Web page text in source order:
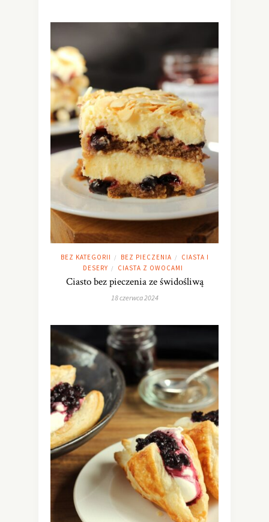
BEZ KATEGORII / BEZ PIECZENIA /
CIASTA I
DESERY / CIASTA Z OWOCAMI
Ciasto bez pieczenia ze świdośliwą
18 czerwca 2024